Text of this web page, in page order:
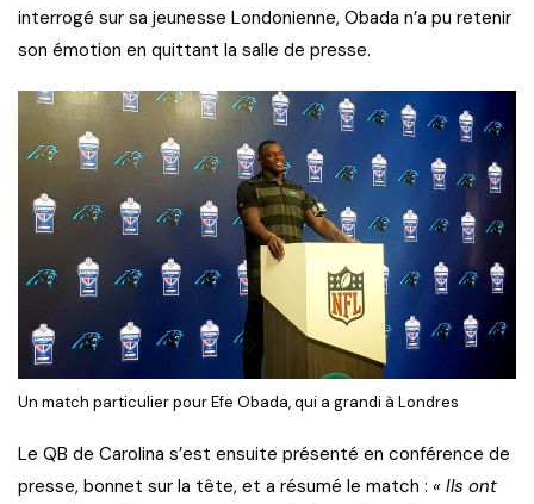
interrogé sur sa jeunesse Londonienne, Obada n’a pu retenir
son émotion en quittant la salle de presse.
Un match particulier pour Efe Obada, qui a grandi à Londres
Le QB de Carolina s’est ensuite présenté en conférence de
presse, bonnet sur la tête, et a résumé le match : « Ils ont